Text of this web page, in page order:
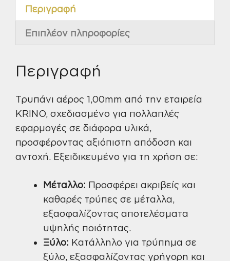
Περιγραφή
Επιπλέον πληροφορίες
Περιγραφή
Τρυπάνι αέρος 1,00mm από την εταιρεία
KRINO, σχεδιασμένο για πολλαπλές
εφαρμογές σε διάφορα υλικά,
προσφέροντας αξιόπιστη απόδοση και
αντοχή. Εξειδικευμένο για τη χρήση σε:
Μέταλλο: Προσφέρει ακριβείς και
καθαρές τρύπες σε μέταλλα,
εξασφαλίζοντας αποτελέσματα
υψηλής ποιότητας.
Ξύλο: Κατάλληλο για τρύπημα σε
ξύλο, εξασφαλίζοντας γρήγορη και